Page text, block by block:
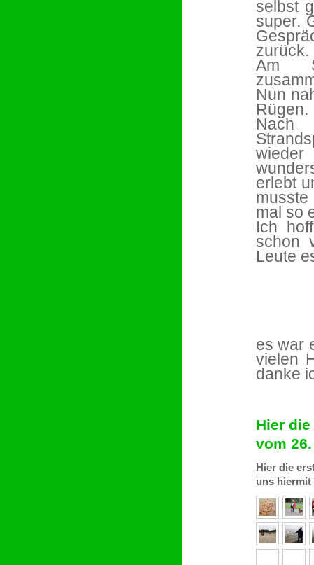
selbst
super.
zurück.
Am
Nun
Rügen.
erlebt
mal so
Ich
schon
Leute
es war
vielen
danke
Hier
vom
Hier die
uns hiermit